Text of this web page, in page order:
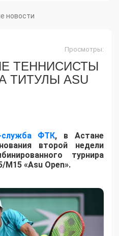
новости
Просмотры:
ТЕННИСИСТЫ
ТИТУЛЫ ASU
служба ФТК, в Астане
второй недели
турнира
M15 «Asu Open».